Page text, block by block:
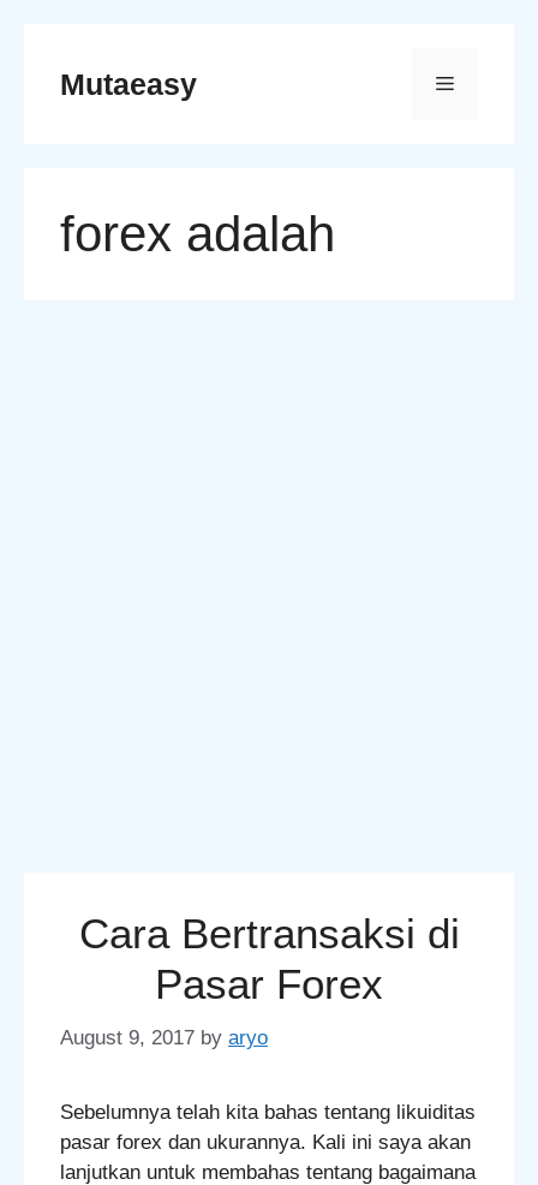
contentMutaeasy Menu
forex adalah
Cara Bertransaksi di
Pasar Forex
August 9, 2017 by aryo
Sebelumnya telah kita bahas tentang likuiditas
pasar forex dan ukurannya. Kali ini saya akan
lanjutkan untuk membahas tentang bagaimana